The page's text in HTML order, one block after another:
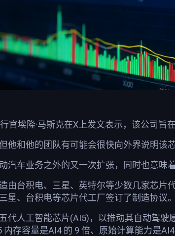
官埃隆·马斯克在X上发文表示，该公司旨
他和他的团队有可能会很快向外界说明该
汽车业务之外的又一次扩张，同时也意味
由台积电、三星、英特尔等少数几家芯
星、台积电等芯片代工厂签订了制造协议。
代人工智能芯片(AI5)，以推动其自动驾
内存容量是AI4 的 9 倍、原始计算能力是